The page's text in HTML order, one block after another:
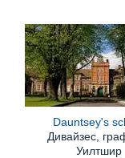
Dauntsey's
Дивайзес,
Уилтшир